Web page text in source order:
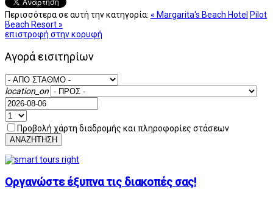
Περισσότερα σε αυτή την κατηγορία: « Margarita's Beach Hotel Pilot
Beach Resort »
επιστροφή στην κορυφή
Αγορά εισιτηρίων
location_on
Προβολή χάρτη διαδρομής και πληροφορίες στάσεων
ΑΝΑΖΗΤΗΣΗ
Οργανώστε έξυπνα τις διακοπές σας!